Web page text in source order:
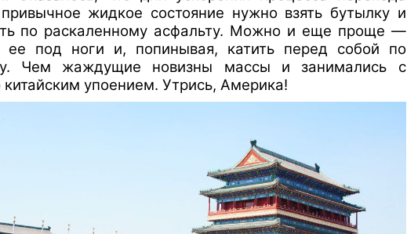
жидкое состояние нужно взять бутылку и
по раскаленному асфальту. Можно и еще проще —
ее под ноги и, попинывая, катить перед собой по
Чем жаждущие новизны массы и занимались с
китайским упоением. Утрись, Америка!